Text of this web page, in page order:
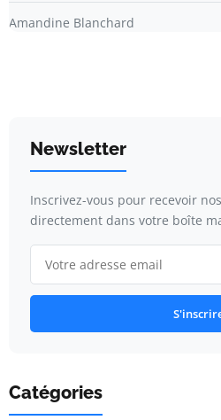
Amandine Blanchard
Newsletter
Inscrivez-vous pour recevoir
directement dans votre boîte
Catégories